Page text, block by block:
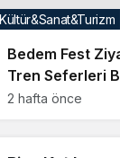
Bize Katılın
Facebook